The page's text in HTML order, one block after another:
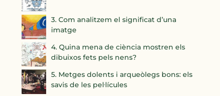
3. Com analitzem el significat d’una
imatge
4. Quina mena de ciència mostren els
dibuixos fets pels nens?
5. Metges dolents i arqueòlegs bons: els
savis de les pel·lícules